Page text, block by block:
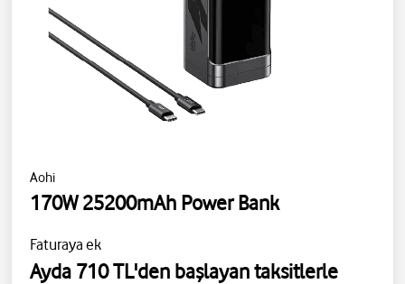
Aohi
170W 25200mAh Power Bank
Faturaya ek
Ayda 710 TL'den başlayan taksitlerle